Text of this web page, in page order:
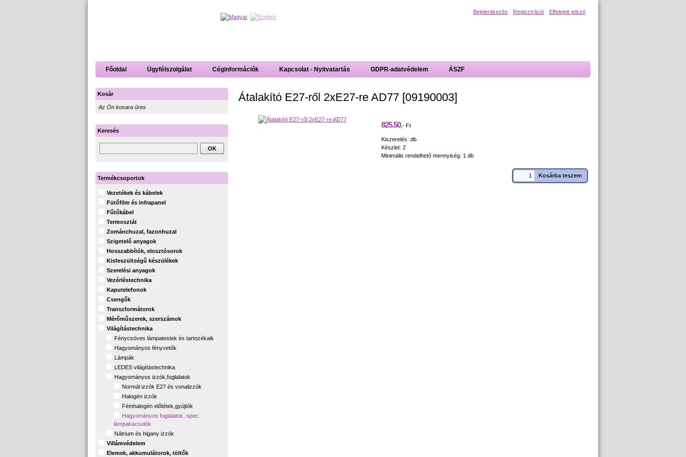
Bejelentkezés Regisztráció Elfelejett jelszó
Főoldal Ügyfélszolgálat Céginformációk Kapcsolat - Nyitvatartás GDPR-adatvédelem ÁSZF
Átalakító E27-ről 2xE27-re AD77 [09190003]
825.50,- Ft
Kiszerelés: db
Készlet: 2
Minimális rendelhető mennyiség: 1 db
Kosár
Az Ön kosara üres
Keresés
Termékcsoportok
Vezetékek és kábelek
Fütőfilm és infrapanel
Fűtőkábel
Termosztát
Zománchuzal, fazonhuzal
Szigetelő anyagok
Hosszabbítók, elosztósorok
Kisfeszültségű készülékek
Szerelési anyagok
Vezérléstechnika
Kaputelefonok
Csengők
Transzformátorok
Mérőműszerek, szerszámok
Világítástechnika
Fénycsöves lámpatestek és tartozékaik
Hagyományos fényvetők
Lámpák
LEDES világítástechnika
Hagyományos izzók,foglalatok
Normál izzók E27 és vonalizzók
Halogén izzók
Fémhalogén előtétek,gyújtók
Hagyományos foglalatok, spec.
lámpakacsolók
Nátrium és higany izzók
Villámvédelem
Elemek, akkumulátorok, töltők